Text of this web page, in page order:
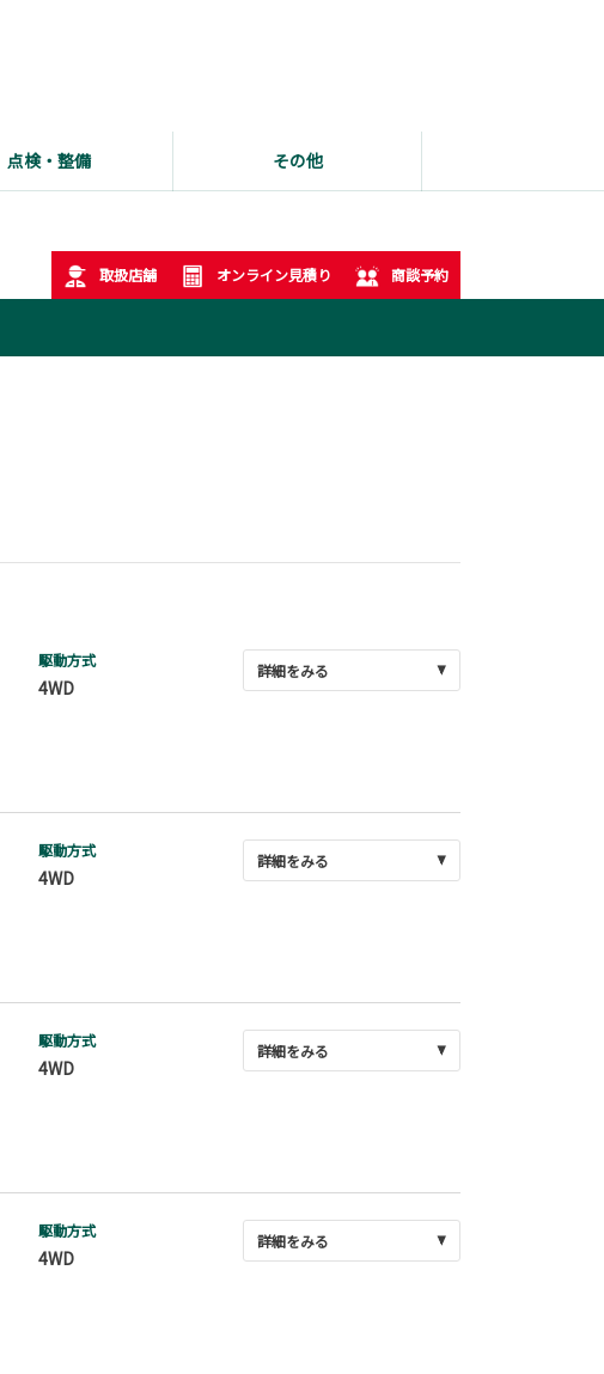
点検・整備 その他
取扱店舗 オンライン見積り 商談予約
駆動方式
4WD
詳細をみる
駆動方式
4WD
詳細をみる
駆動方式
4WD
詳細をみる
駆動方式
4WD
詳細をみる